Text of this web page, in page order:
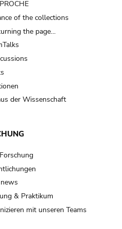
of the collections
the page…
der Wissenschaft
& Praktikum
mit unseren Teams